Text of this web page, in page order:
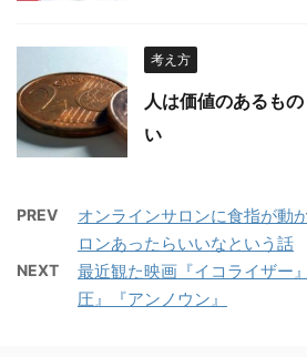
考え方
人は価値のあるも
い
PREV
オンラインサロンに食指が動
ロンあったらいいなという話
NEXT
最近観た映画『イコライザー
圧』『アンノウン』